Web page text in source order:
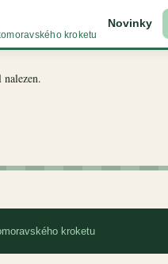
kroketu
Novinky
kroketu